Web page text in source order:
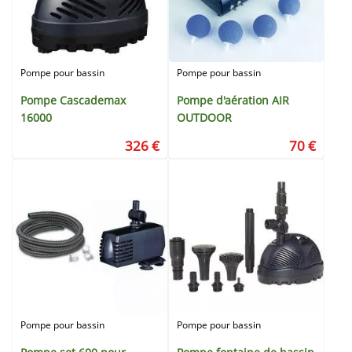
Pompe pour bassin
Pompe Cascademax
16000
326 €
Pompe pour bassin
Pompe d'aération AIR
OUTDOOR
70 €
Pompe pour bassin Pompe pour bassin